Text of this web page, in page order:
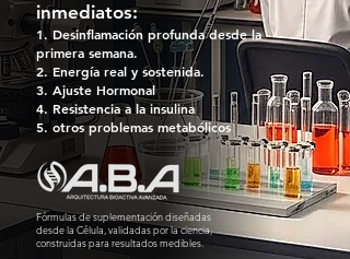
inmediatos:
Desinflamación profunda desde la
primera semana.
Energía real y sostenida.
Ajuste Hormonal
Resistencia a la insulina
otros problemas metabólicos
Fórmulas de suplementación diseñadas
desde la Célula, validadas por la ciencia,
construidas para resultados medibles.